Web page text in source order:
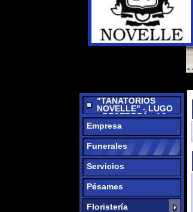
NOGAIS -
CERVANTES -
PEDRAFITA DO
CEBREIRO
Empresa
Funerales
Servicios
Pésames
Floristería
Tanatorio de
Pedrafita do
Cebreiro
Tanatorio de